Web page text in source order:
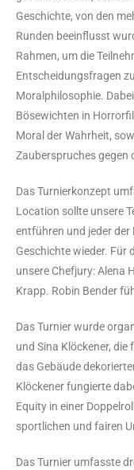
Geschichte, von den
Runden beeinflusst
Rahmen, um die
Entscheidungsfragen
Moralphilosophie.
Bösewichten in
Moral der Wahrheit,
Zauberspruches gegen
Das Turnierkonzept
Location sollte unsere
entführen und jeder der
Geschichte wieder. Für
unsere Chefjury: Alena
Krapp. Robin Bender
Das Turnier wurde
und Sina Klöckener,
das Gebäude
Klöckener fungierte
Equity in einer
sportlichen und fairen
Das Turnier umfasste